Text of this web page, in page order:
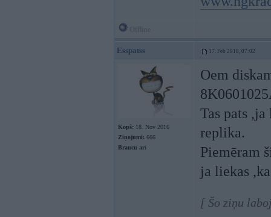
Esspatss 17. Feb 2018, 07:02
Kopš: 18. Nov 2016
Ziņojumi: 666
Braucu ar:
Oem
Tas pats
replika.
Piemēram
ja liekas
[ Šo ziņu